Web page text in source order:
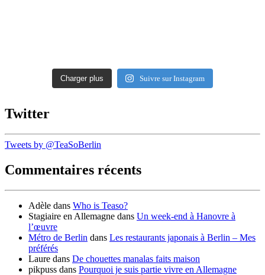
Charger plus Suivre sur Instagram
Twitter
Tweets by @TeaSoBerlin
Commentaires récents
Adèle dans Who is Teaso?
Stagiaire en Allemagne dans Un week-end à Hanovre à
l’œuvre
Métro de Berlin dans Les restaurants japonais à Berlin – Mes
préférés
Laure dans De chouettes manalas faits maison
pikpuss dans Pourquoi je suis partie vivre en Allemagne